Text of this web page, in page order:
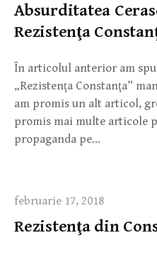
Absurditatea
Rezistenţa
În articolul anterior am
„Rezistenţa Constanţa”
am promis un alt articol,
promis mai multe articole
propaganda pe…
februarie 17, 2018
Rezistenţa din